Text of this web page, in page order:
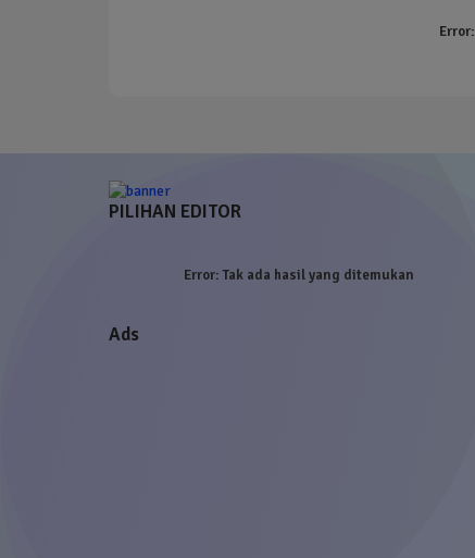
Error:
PILIHAN EDITOR
Error:Tak ada hasil yang ditemukan
Ads